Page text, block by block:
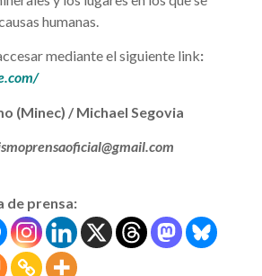
humanas.
mediante el siguiente link:
(Minec) / Michael Segovia
de prensa: